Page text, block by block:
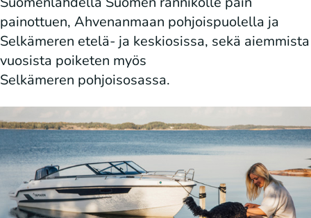
painottuen, Ahvenanmaan pohjoispuolella ja
Selkämeren etelä- ja keskiosissa, sekä aiemmista
vuosista poiketen myös
Selkämeren pohjoisosassa.